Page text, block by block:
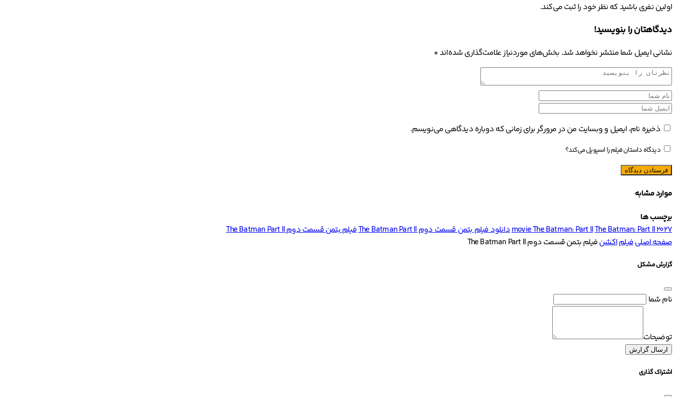
اولین نفری باشید که نظر خود را ثبت می‌کند.
دیدگاهتان را بنویسید!
نشانی ایمیل شما منتشر نخواهد شد. بخش‌های موردنیاز علامت‌گذاری شده‌اند*
ذخیره نام، ایمیل و وبسایت من در مرورگر برای زمانی که دوباره دیدگاهی می‌نویسم.
دیدگاه داستان فیلم را اسپویل می‌کند؟
موارد مشابه
برچسب ها
movie The Batman: Part IIThe Batman: Part II 2027 دانلود فیلم بتمن قسمت دوم The Batman Part II
فیلم بتمن قسمت دوم The Batman Part II
صفحه اصلیفیلماکشنفیلم بتمن قسمت دوم The Batman Part II
گزارش مشکل
نام شما
توضیحات
ارسال گزارش
اشتراک گذاری